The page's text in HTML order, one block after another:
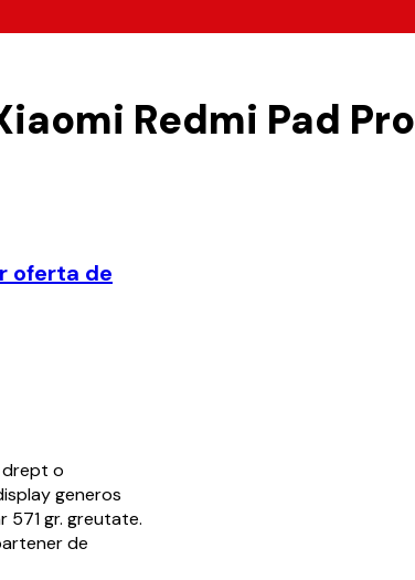
Redmi Pad Pro
oferta de
drept o
generos
571 gr. greutate.
de